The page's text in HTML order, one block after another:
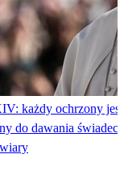
każdy ochrzony jest
do dawania